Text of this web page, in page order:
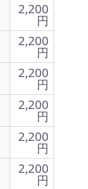
2,200
円
2,200
円
2,200
円
2,200
円
2,200
円
2,200
円